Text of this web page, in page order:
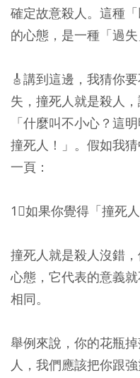
確定故意殺人。這種
的心態，是一種「過
🎸講到這邊，我猜你
失，撞死人就是殺人
「什麼叫不小心？這
撞死人！」。假如我
一頁：
1⃣如果你覺得「撞死
撞死人就是殺人沒錯
心態，它代表的意義
相同。
舉例來說，你的花瓶
人，我們應該把你跟